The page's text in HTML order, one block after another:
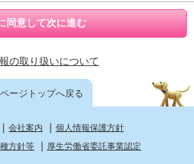
同意して次に進む
の取り扱いについて
ページトップへ戻る
｜ 会社案内 ｜ 個人情報保護方針
方針等 ｜ 厚生労働省委託事業認定